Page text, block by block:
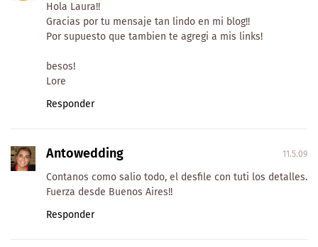
Hola Laura!!
Gracias por tu mensaje tan lindo en mi blog!!
Por supuesto que tambien te agregi a mis links!
besos!
Lore
Responder
Antowedding 11.5.09
Contanos como salio todo, el desfile con tuti los detalles.
Fuerza desde Buenos Aires!!
Responder